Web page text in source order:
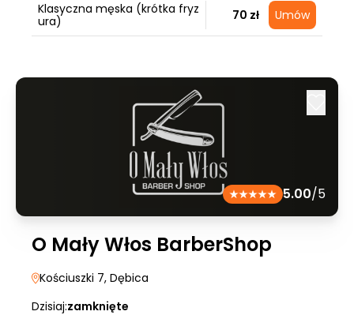
Klasyczna męska (krótka fryz
ura)
70 zł Umów
5.00/5
O Mały Włos BarberShop
Kościuszki 7, Dębica
Dzisiaj:zamknięte